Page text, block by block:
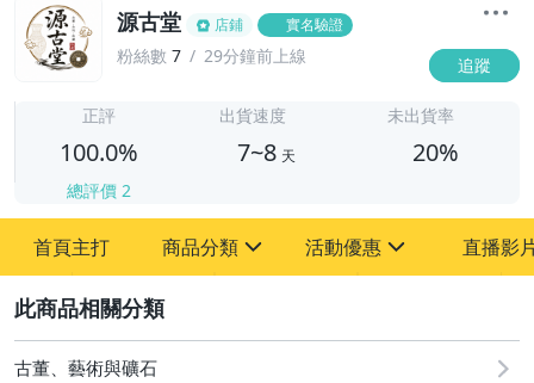
源古堂 店鋪 實名驗證
粉絲數 7 29分鐘前上線 追蹤
正評
100.0%
總評價 2
出貨速度
7~8 天
未出貨率
20%
首頁主打 商品分類
其它
活動優惠
[全店] 周年慶
[全店] 粉絲專享
直播影
古董、藝術與礦石